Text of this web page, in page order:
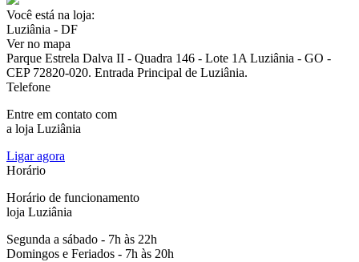
Você está na loja:
Luziânia - DF
Ver no mapa
Parque Estrela Dalva II - Quadra 146 - Lote 1A Luziânia - GO -
CEP 72820-020. Entrada Principal de Luziânia.
Telefone
Entre em contato com
a loja Luziânia
Ligar agora
Horário
Horário de funcionamento
loja Luziânia
Segunda a sábado - 7h às 22h
Domingos e Feriados - 7h às 20h